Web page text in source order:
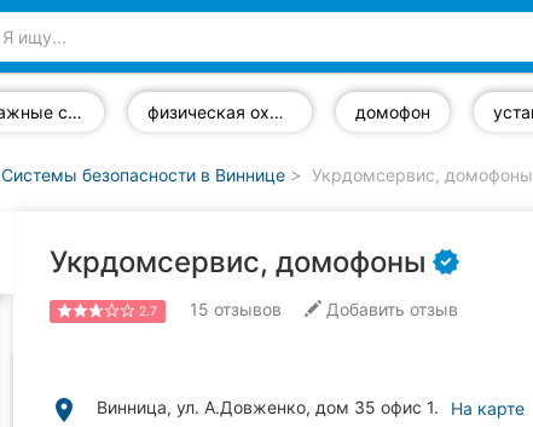
антикражные системы физическая охрана объектов домофон
Системы безопасности в Виннице Укрдомсервис, домофоны
Укрдомсервис, домофоны
2.7 15 отзывов Добавить отзыв
place Винница, ул. А.Довженко, дом 35 офис 1. На карте